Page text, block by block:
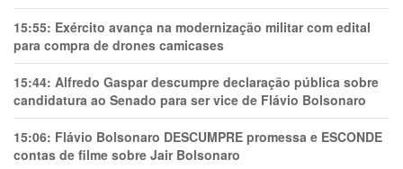
15:55: Exército avança na modernização militar com edital
para compra de drones camicases
15:44: Alfredo Gaspar descumpre declaração pública sobre
candidatura ao Senado para ser vice de Flávio Bolsonaro
15:06: Flávio Bolsonaro DESCUMPRE promessa e ESCONDE
contas de filme sobre Jair Bolsonaro